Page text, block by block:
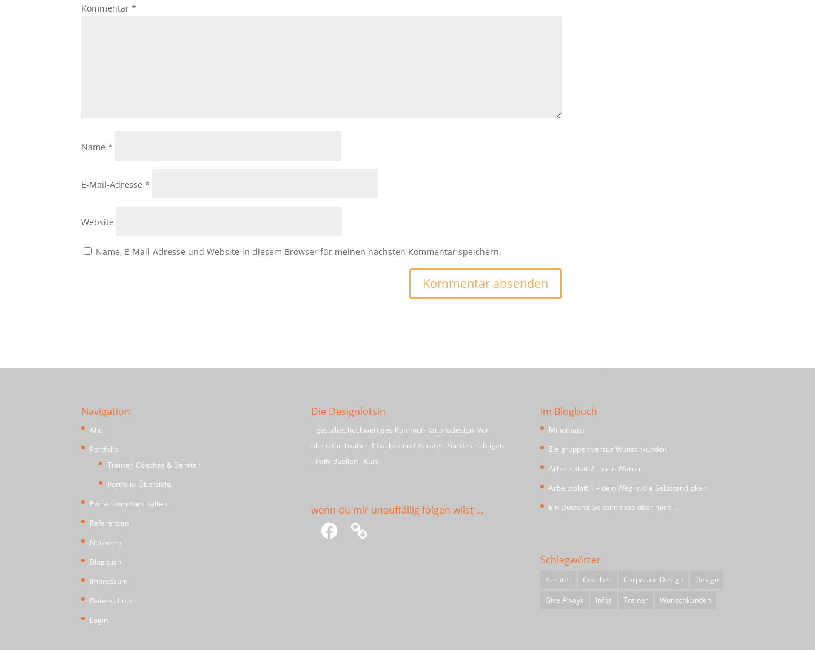
Kommentar*
Name*
E-Mail-Adresse*
Website
Name, E-Mail-Adresse und Website in diesem Browser für meinen nächsten Kommentar speichern.
Navigation
Ahoi
Portfolio
Trainer, Coaches & Berater
Portfolio-Übersicht
Extras zum Kurs halten
Referenzen
Netzwerk
Blogbuch
Impressum
Datenschutz
Login
Die Designlotsin
gestaltet hochwertiges Kommunikationsdesign. Vor
allem für Trainer, Coaches und Berater. Für den richtigen
- individuellen - Kurs.
wenn du mir unauffällig folgen wilst …
Facebook
Im Blogbuch
Mindmaps
Zielgruppen versus Wunschkunden
Arbeitsblatt 2 – dein Warum
Arbeitsblatt 1 – dein Weg in die Selbständigkeit
Ein Dutzend Geheimnisse über mich …
Schlagwörter
Berater Coaches Corporate Design
Design
Give Aways
Infos Trainer Wunschkunden